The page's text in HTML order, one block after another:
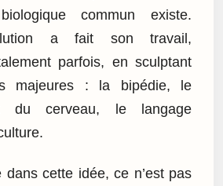
commun existe.
a fait son travail,
parfois, en sculptant
majeures : la bipédie, le
du cerveau, le langage
dans cette idée, ce n’est pas